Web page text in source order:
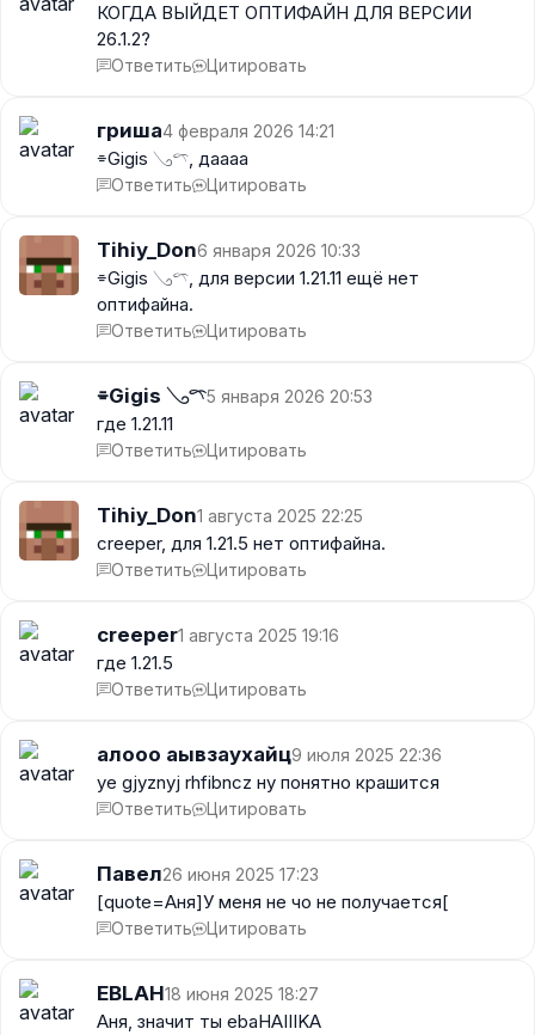
КОГДА ВЫЙДЕТ ОПТИФАЙН ДЛЯ ВЕРСИИ
26.1.2?
Ответить Цитировать
гриша4 февраля 2026 14:21
⌯Gigis 𓂅𓍼, даааа
Ответить Цитировать
Tihiy_Don6 января 2026 10:33
⌯Gigis 𓂅𓍼, для версии 1.21.11 ещё нет
оптифайна.
Ответить Цитировать
⌯Gigis 𓂅𓍼5 января 2026 20:53
где 1.21.11
Ответить Цитировать
Tihiy_Don1 августа 2025 22:25
creeper, для 1.21.5 нет оптифайна.
Ответить Цитировать
creeper1 августа 2025 19:16
где 1.21.5
Ответить Цитировать
алооо аывзаухайц9 июля 2025 22:36
ye gjyznyj rhfibncz ну понятно крашится
Ответить Цитировать
Павел26 июня 2025 17:23
[quote=Аня]У меня не чо не получается[
Ответить Цитировать
EBLAH18 июня 2025 18:27
Аня, значит ты ebaHAIIIKA